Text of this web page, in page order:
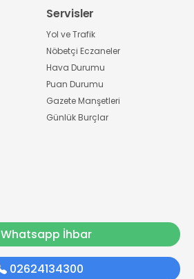
Servisler
Yol ve Trafik
Nöbetçi Eczaneler
Hava Durumu
Puan Durumu
Gazete Manşetleri
Günlük Burçlar
Whatsapp İhbar
02624134300